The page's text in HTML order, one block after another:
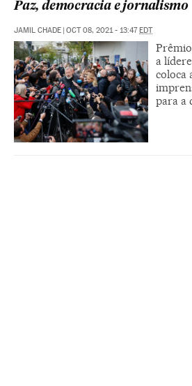
Paz, democracia e jornalismo
JAMIL CHADE OCT 08, 2021 - 13:47 EDT
a
coloca
para a